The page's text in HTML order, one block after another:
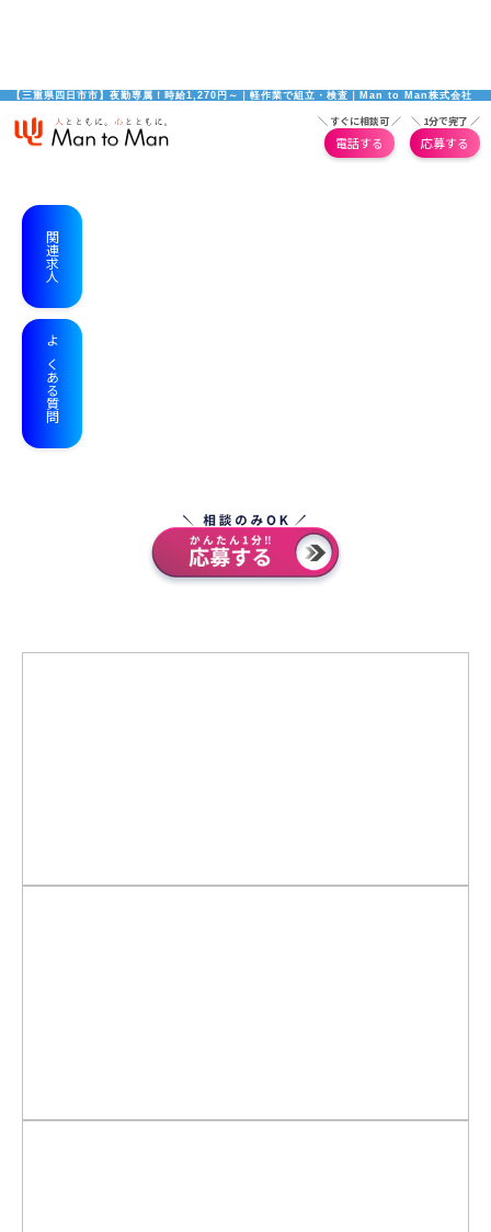
【三重県四日市市】夜勤専属！時給1,270円～｜軽作業で組立・検査｜Man to Man株式会社
＼ すぐに相談可 ／
電話する
＼ 1分で完了 ／
応募する
関連求人
よくある質問